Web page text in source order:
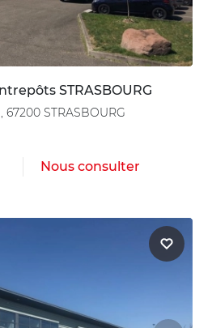
STRASBOURG
STRASBOURG
Nous consulter